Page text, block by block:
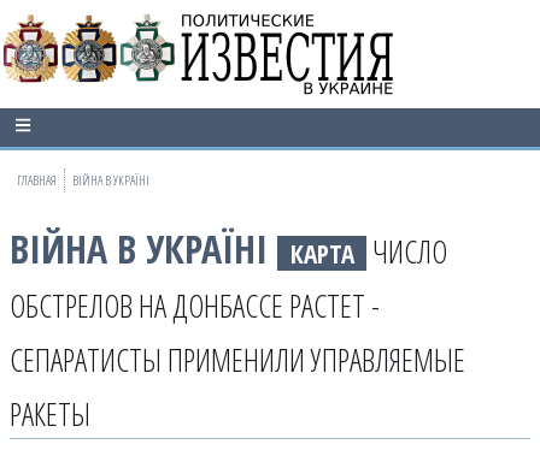
ГЛАВНАЯ ВІЙНА В УКРАЇНІ
ВІЙНА В УКРАЇНІ КАРТА ЧИСЛО
ОБСТРЕЛОВ НА ДОНБАССЕ РАСТЕТ -
СЕПАРАТИСТЫ ПРИМЕНИЛИ УПРАВЛЯЕМЫЕ
РАКЕТЫ